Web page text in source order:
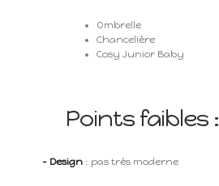
Ombrelle
Chancelière
Cosy Junior Baby
Points faibles :
- Design: pas très moderne